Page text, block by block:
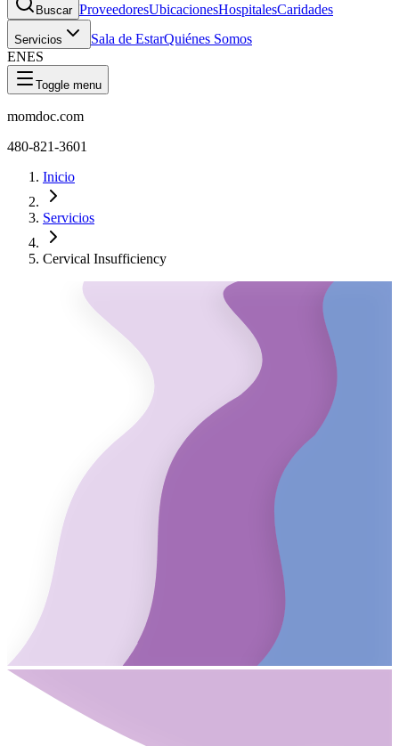
Buscar ProveedoresUbicacionesHospitalesCaridades
Servicios Sala de EstarQuiénes Somos
ENES
Toggle menu
momdoc.com
480-821-3601
Inicio
Servicios
Cervical Insufficiency